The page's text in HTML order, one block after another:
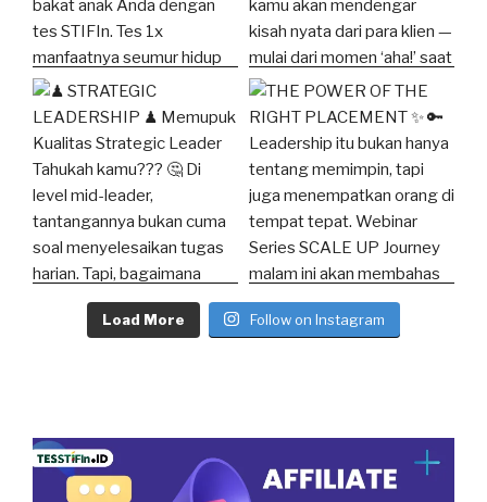
Load More Follow on Instagram